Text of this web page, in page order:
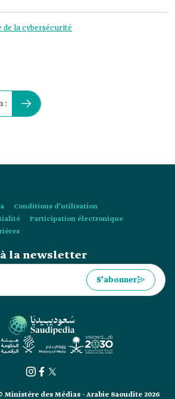
la cybersécurité
:
Conditions d’utilisation
Participation électronique
la newsletter
S’abonner
Ministère des Médias - Arabie Saoudite 2026